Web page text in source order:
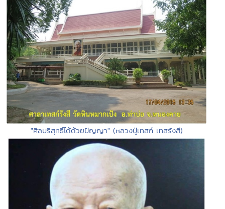
"ศีลบริสุทธิ์ได้ด้วยปัญญา" (หลวงปู่เทสก์ เทสรังสี)